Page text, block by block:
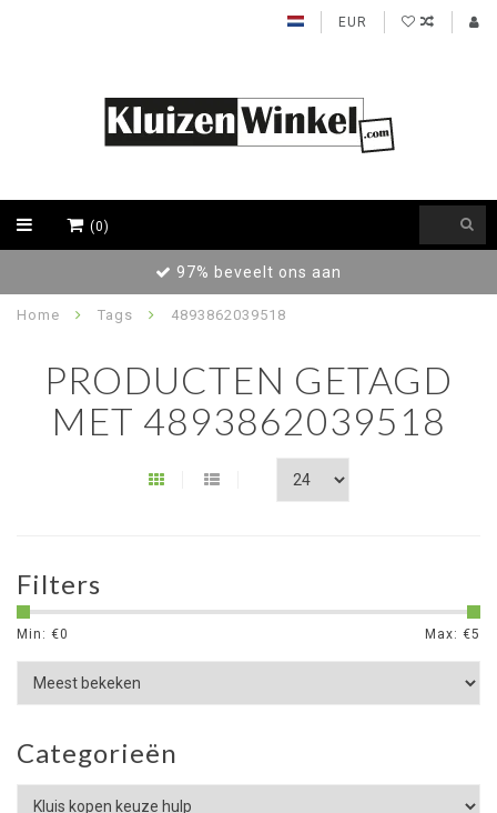
EUR
(0)
97% beveelt ons aan
Home Tags 4893862039518
PRODUCTEN GETAGD
MET 4893862039518
Filters
Min: €0 Max: €5
Categorieën